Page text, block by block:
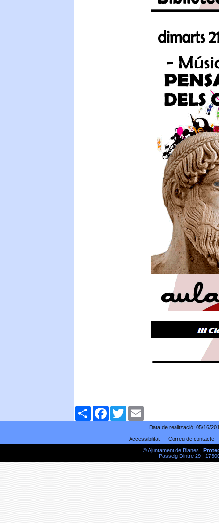
ComparteixFacebookTwitter
Data de realització: 05/16/
Accessibilitat
Correu de contacte
© Ajuntament de Blanes |
Passeig Dintre 29 |